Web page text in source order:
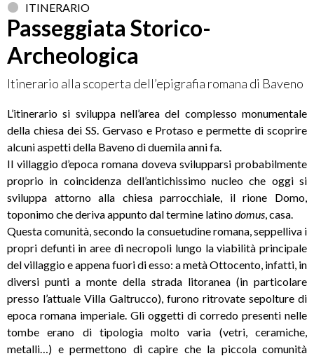
ITINERARIO
Passeggiata Storico-
Archeologica
Itinerario alla scoperta dell’epigrafia romana di Baveno
L’itinerario si sviluppa nell’area del complesso monumentale
della chiesa dei SS. Gervaso e Protaso e permette di scoprire
alcuni aspetti della Baveno di duemila anni fa.
Il villaggio d’epoca romana doveva svilupparsi probabilmente
proprio in coincidenza dell’antichissimo nucleo che oggi si
sviluppa attorno alla chiesa parrocchiale, il rione Domo,
toponimo che deriva appunto dal termine latinodomus, casa.
Questa comunità, secondo la consuetudine romana, seppelliva i
propri defunti in aree di necropoli lungo la viabilità principale
del villaggio e appena fuori di esso: a metà Ottocento, infatti, in
diversi punti a monte della strada litoranea (in particolare
presso l’attuale Villa Galtrucco), furono ritrovate sepolture di
epoca romana imperiale. Gli oggetti di corredo presenti nelle
tombe erano di tipologia molto varia (vetri, ceramiche,
metalli…) e permettono di capire che la piccola comunità